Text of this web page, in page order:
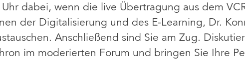
dabei, wenn die live Übertragung aus dem
der Digitalisierung und des E-Learning, Dr.
Anschließend sind Sie am Zug.
im moderierten Forum und bringen Sie Ihre